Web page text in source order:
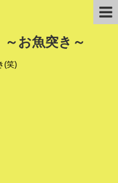
お魚突き～
(笑)